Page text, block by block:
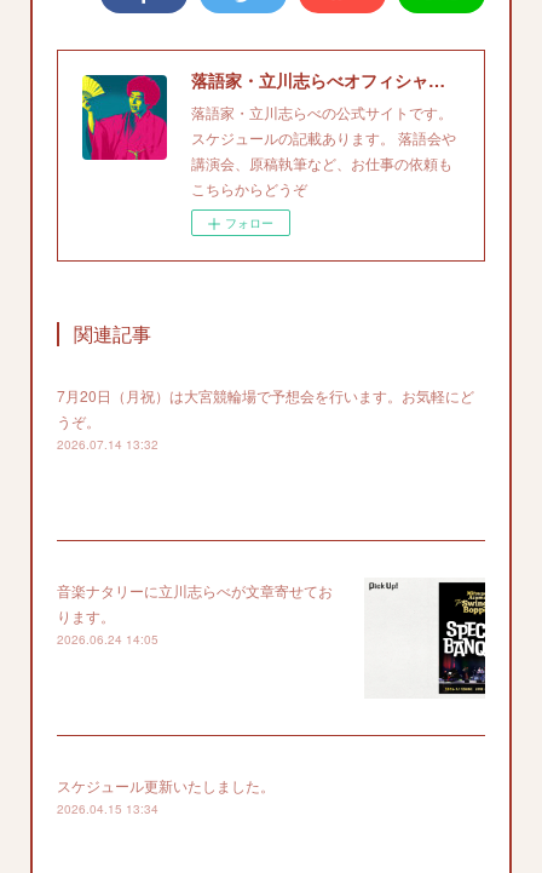
落語家・立川志らべオフィシャルサイト
落語家・立川志らべの公式サイトです。
スケジュールの記載あります。 落語会や
講演会、原稿執筆など、お仕事の依頼も
こちらからどうぞ
フォロー
関連記事
7月20日（月祝）は大宮競輪場で予想会を行います。お気軽にど
うぞ。
2026.07.14 13:32
音楽ナタリーに立川志らべが文章寄せてお
ります。
2026.06.24 14:05
スケジュール更新いたしました。
2026.04.15 13:34